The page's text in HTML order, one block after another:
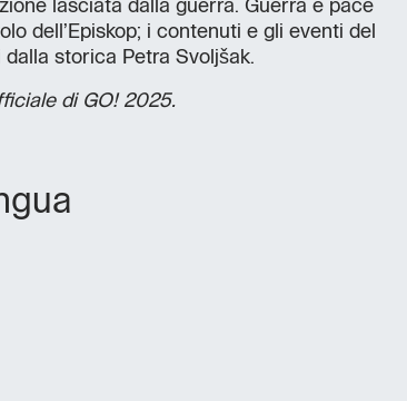
lasciata dalla guerra. Guerra e pace
dell’Episkop; i contenuti e gli eventi del
storica Petra Svoljšak.
di GO! 2025.